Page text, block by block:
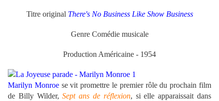
Titre original There's No Business Like Show Business
Genre Comédie musicale
Production Américaine - 1954
Marilyn Monroese vit promettre le premier rôle du prochain film
de Billy Wilder,Sept ans de réflexion, si elle apparaissait dans